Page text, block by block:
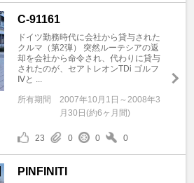
C-91161
ドイツ勤務時代に会社から貸与された
クルマ（第2弾） 突然ルーテシアの返
却を会社から命令され、代わりに貸与
されたのが、セアトレオンTDi ゴルフ
Ⅳと ...
所有期間
2007年10月1日～2008年3
月30日(約6ヶ月間)
23 0 0 0
PINFINITI